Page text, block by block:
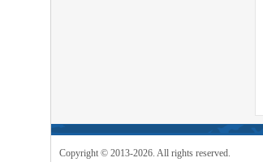
Copyright © 2013-2026. All rights reserved.